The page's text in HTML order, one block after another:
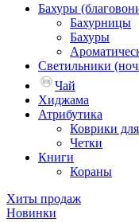
Бахуры
Бахурницы
Бахуры
Светильники
Чай
Хиджама
Атрибутика
Коврики
Четки
Книги
Кораны
Хиты продаж
Новинки